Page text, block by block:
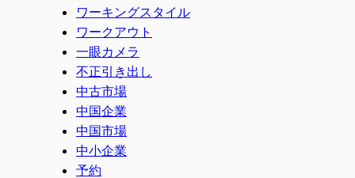
ワーキングスタイル
ワークアウト
一眼カメラ
不正引き出し
中古市場
中国企業
中国市場
中小企業
予約